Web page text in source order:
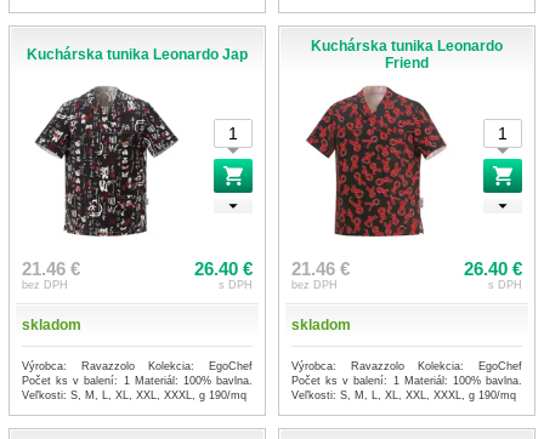
Kuchárska tunika Leonardo Jap
21.46 €
bez DPH
26.40 €
s DPH
skladom
Výrobca: Ravazzolo Kolekcia: EgoChef
Počet ks v balení: 1 Materiál: 100% bavlna.
Veľkosti: S, M, L, XL, XXL, XXXL, g 190/mq
Kuchárska tunika Leonardo
Friend
21.46 €
bez DPH
26.40 €
s DPH
skladom
Výrobca: Ravazzolo Kolekcia: EgoChef
Počet ks v balení: 1 Materiál: 100% bavlna.
Veľkosti: S, M, L, XL, XXL, XXXL, g 190/mq